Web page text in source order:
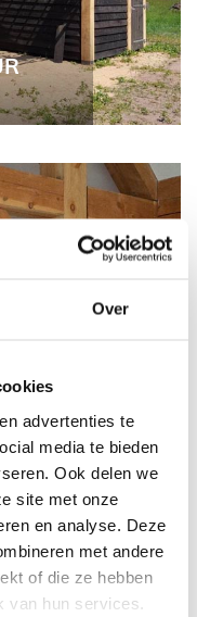
Over
advertenties te
media te bieden
Ook delen we
site met onze
en analyse. Deze
met andere
of die ze hebben
van hun services.